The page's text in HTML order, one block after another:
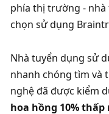
phía thị trường - nhà
chọn sử dụng
Nhà tuyển dụng sử
nhanh chóng tìm và
nghệ đã được kiểm
hoa hồng 10%